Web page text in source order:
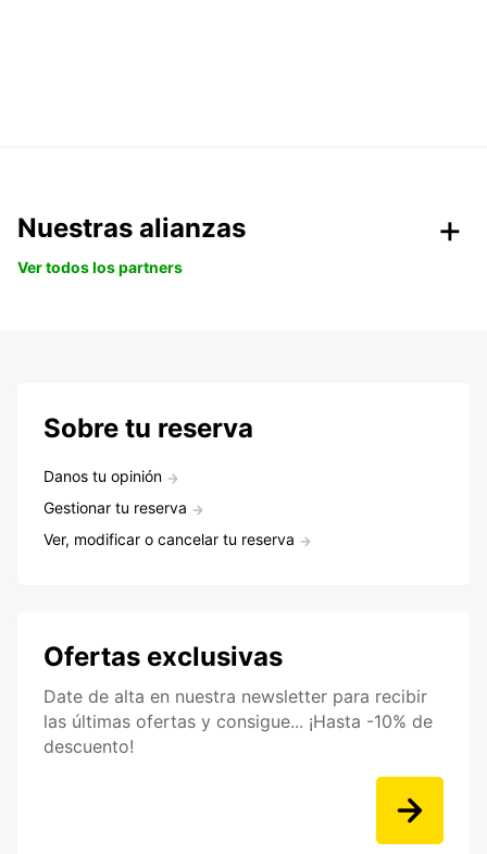
Nuestras alianzas
Ver todos los partners
Sobre tu reserva
Danos tu opinión
Gestionar tu reserva
Ver, modificar o cancelar tu reserva
Ofertas exclusivas
Date de alta en nuestra newsletter para recibir
las últimas ofertas y consigue... ¡Hasta -10% de
descuento!